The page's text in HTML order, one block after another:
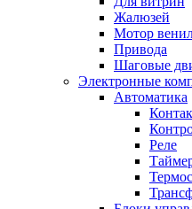
Жалюзей
Мотор
Привода
Шаговые
Электронные
Автоматика
Реле